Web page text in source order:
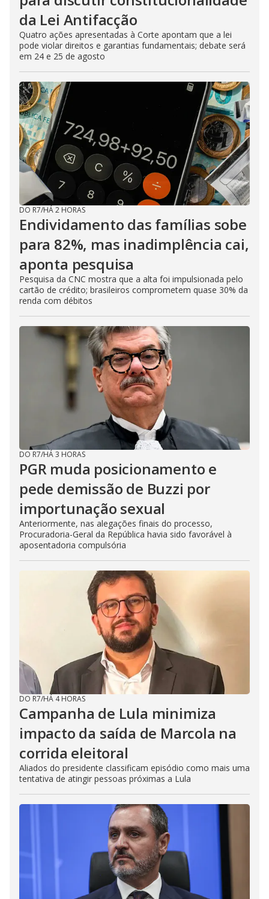
da Lei Antifacção
Quatro ações apresentadas à Corte apontam que a lei
pode violar direitos e garantias fundamentais; debate será
em 24 e 25 de agosto
DO R7/HÁ 2 HORAS
Endividamento das famílias sobe
para 82%, mas inadimplência cai,
aponta pesquisa
Pesquisa da CNC mostra que a alta foi impulsionada pelo
cartão de crédito; brasileiros comprometem quase 30% da
renda com débitos
DO R7/HÁ 3 HORAS
PGR muda posicionamento e
pede demissão de Buzzi por
importunação sexual
Anteriormente, nas alegações finais do processo,
Procuradoria-Geral da República havia sido favorável à
aposentadoria compulsória
DO R7/HÁ 4 HORAS
Campanha de Lula minimiza
impacto da saída de Marcola na
corrida eleitoral
Aliados do presidente classificam episódio como mais uma
tentativa de atingir pessoas próximas a Lula